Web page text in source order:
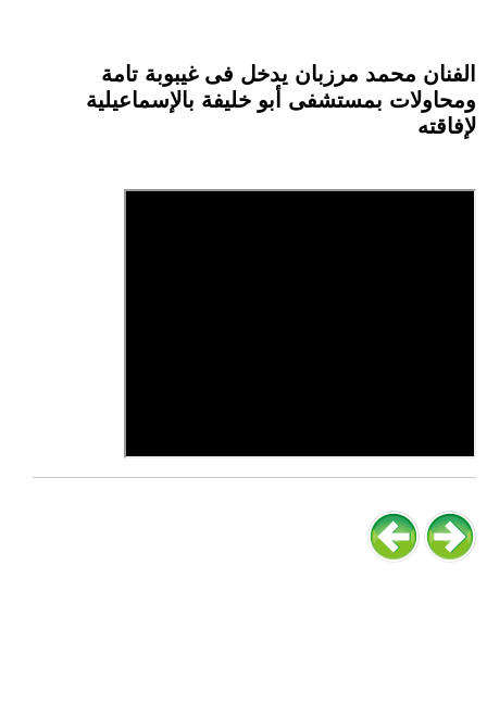
الفنان محمد مرزبان يدخل فى غيبوبة تامة
ومحاولات بمستشفى أبو خليفة بالإسماعيلية
لإفاقته